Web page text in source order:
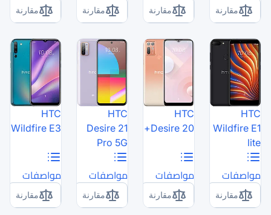
مقارنة مقارنة
HTC
Desire 21
مواصفات
مقارنة
HTC
Wildfire E3
مواصفات
مقارنة